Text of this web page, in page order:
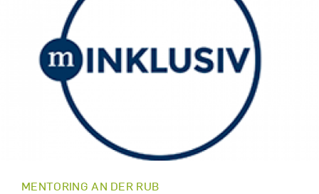
MENTORING AN DER RUB